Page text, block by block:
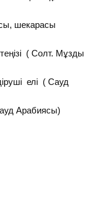
шекарасы
( Солт. Мұзды
елі ( Сауд
Арабиясы)